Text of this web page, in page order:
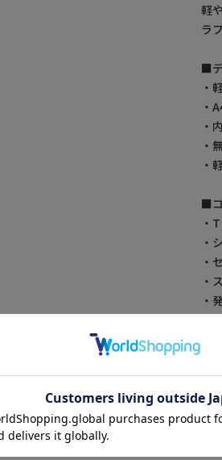
軽
ラ
■
・
・
・
・
・
■
・
・
・
・
・
い
シ